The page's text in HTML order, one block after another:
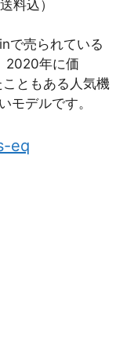
料込）
で売られている
2020年に価
ともある人気機
モデルです。
eq